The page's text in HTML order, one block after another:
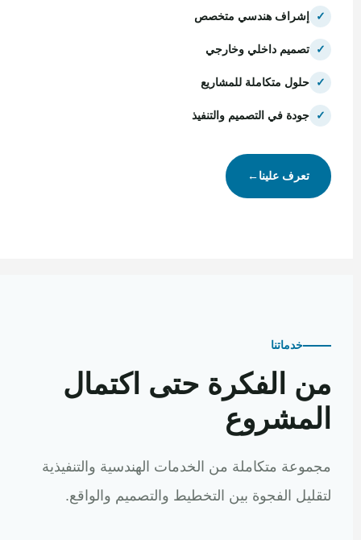
✓ إشراف هندسي متخصص
✓ تصميم داخلي وخارجي
✓ حلول متكاملة للمشاريع
✓ جودة في التصميم والتنفيذ
تعرف علينا←
خدماتنا
من الفكرة حتى اكتمال
المشروع
مجموعة متكاملة من الخدمات الهندسية والتنفيذية
لتقليل الفجوة بين التخطيط والتصميم والواقع.